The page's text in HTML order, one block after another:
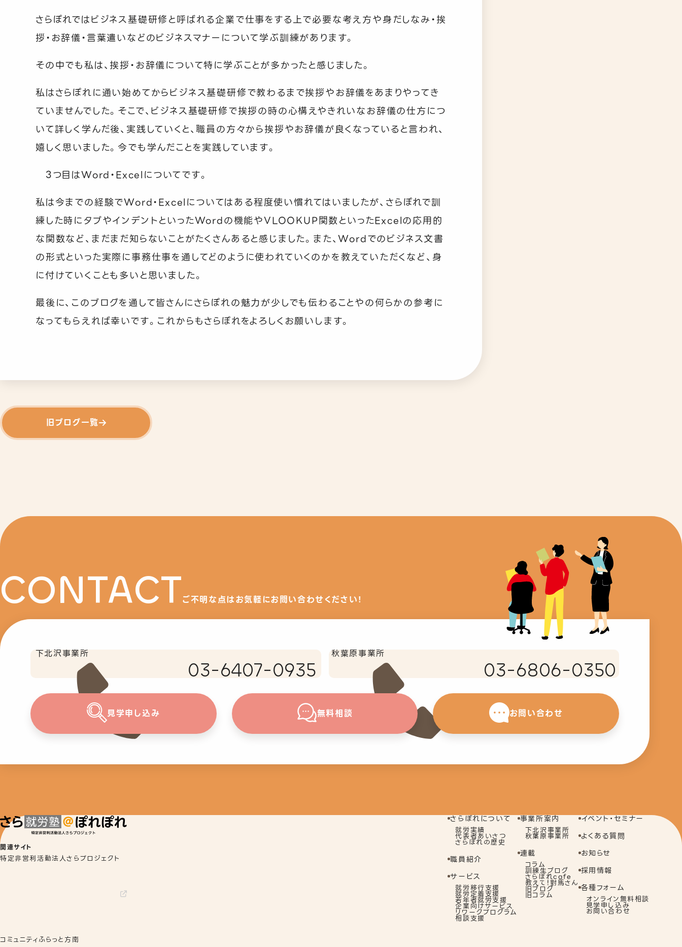
さらぽれではビジネス基礎研修と呼ばれる企業で仕事をする上で必要な考え方や身だしなみ・挨
拶・お辞儀・言葉遣いなどのビジネスマナーについて学ぶ訓練があります。
その中でも私は、挨拶・お辞儀について特に学ぶことが多かったと感じました。
私はさらぽれに通い始めてからビジネス基礎研修で教わるまで挨拶やお辞儀をあまりやってき
ていませんでした。そこで、ビジネス基礎研修で挨拶の時の心構えやきれいなお辞儀の仕方につ
いて詳しく学んだ後、実践していくと、職員の方々から挨拶やお辞儀が良くなっていると言われ、
嬉しく思いました。今でも学んだことを実践しています。
3つ目はWord・Excelについてです。
私は今までの経験でWord・Excelについてはある程度使い慣れてはいましたが、さらぽれで訓
練した時にタブやインデントといったWordの機能やVLOOKUP関数といったExcelの応用的
な関数など、まだまだ知らないことがたくさんあると感じました。また、Wordでのビジネス文書
の形式といった実際に事務仕事を通してどのように使われていくのかを教えていただくなど、身
に付けていくことも多いと思いました。
最後に、このブログを通して皆さんにさらぽれの魅力が少しでも伝わることやの何らかの参考に
なってもらえれば幸いです。これからもさらぽれをよろしくお願いします。
旧ブログ一覧
CONTACTご不明な点はお気軽にお問い合わせください！
下北沢事業所
03-6407-0935
秋葉原事業所
03-6806-0350
見学申し込み 無料相談 お問い合わせ
関連サイト
特定非営利活動法人さらプロジェクト
コミュニティふらっと方南
さらぽれについて
就労実績
代表者あいさつ
さらぽれの歴史
職員紹介
サービス
就労移行支援
就労定着支援
若年者就労支援
企業向けサービス
リワークプログラム
相談支援
事業所案内
下北沢事業所
秋葉原事業所
連載
コラム
訓練生ブログ
さらぽれcafe
教えて！對馬さん
旧ブログ
旧コラム
イベント・セミナー
よくある質問
お知らせ
採用情報
各種フォーム
オンライン無料相談
見学申し込み
お問い合わせ